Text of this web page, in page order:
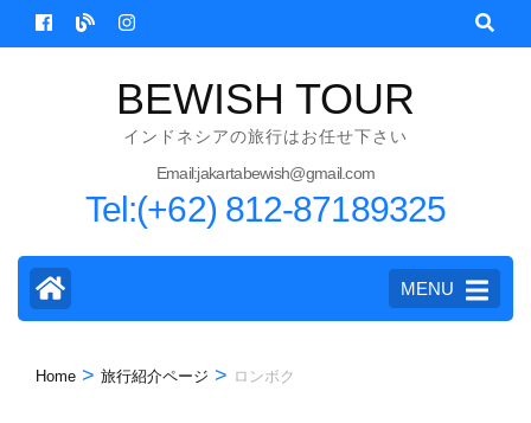
Skip
to
BEWISH TOUR
インドネシアの旅行はお任せ下さい
Email:jakartabewish@gmail.com
Tel:(+62) 812-87189325
MENU
Home > 旅行紹介ページ > ロンボク